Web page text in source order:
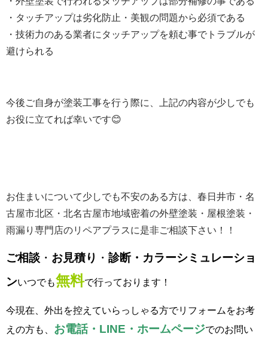
・タッチアップは劣化防止・美観の問題から必須である
・技術力のある業者にタッチアップを頼む事でトラブルが
避けられる
今後ご自身が塗装工事を行う際に、上記の内容が少しでも
お役に立てれば幸いです😊
お住まいについて少しでも不安のある方は、春日井市・名
古屋市北区・北名古屋市地域密着の外壁塗装・屋根塗装・
雨漏り専門店のリペアプラスに是非ご相談下さい！！
ご相談 ・ お見積り ・ 診断・カラーシミュレーショ
ンいつでも無料で行っております！
今現在、外出を控えていらっしゃる方でリフォームをお考
えの方も、 お電話・LINE・ホームページでのお問い